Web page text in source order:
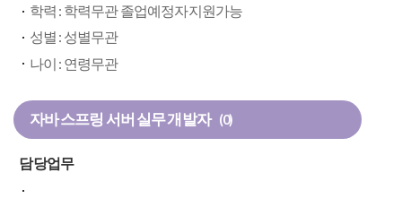
학력 : 학력무관 졸업예정자지원가능
성별 : 성별무관
나이 : 연령무관
자바 스프링 서버 실무 개발자 (0)
담당업무